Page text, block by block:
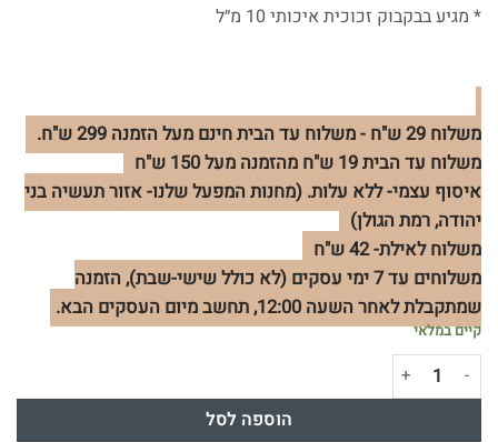
* מגיע בבקבוק זכוכית איכותי 10 מ״ל
משלוח 29 ש"ח - משלוח עד הבית חינם מעל הזמנה 299 ש"ח.
משלוח עד הבית 19 ש"ח מהזמנה מעל 150 ש"ח
איסוף עצמי- ללא עלות. (מחנות המפעל שלנו- אזור תעשיה בני
יהודה, רמת הגולן)
משלוח לאילת- 42 ש"ח
משלוחים עד 7 ימי עסקים (לא כולל שישי-שבת), הזמנה
שמתקבלת לאחר השעה 12:00, תחשב מיום העסקים הבא.
קיים במלאי
כמות של שמן אתרי מנטה למבער 10 מ"ל
הוספה לסל